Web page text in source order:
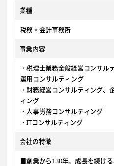
業種
税務・会計事務所
事業内容
・税理士業務全般経営コンサル
運用コンサルティング
・財務経営コンサルティング、
ィング
・人事労務コンサルティング
・ITコンサルティング
会社の特徴
■創業から130年。成長を続ける